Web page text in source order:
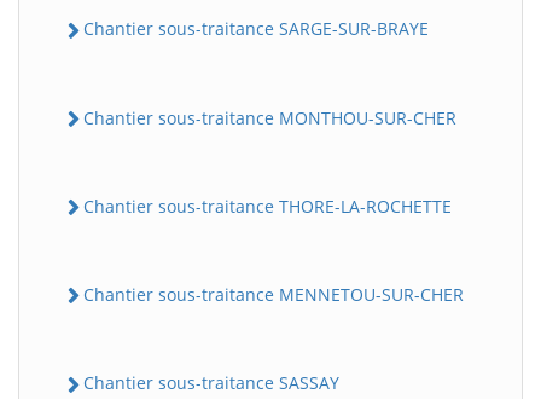
Chantier sous-traitance SARGE-SUR-BRAYE
Chantier sous-traitance MONTHOU-SUR-CHER
Chantier sous-traitance THORE-LA-ROCHETTE
Chantier sous-traitance MENNETOU-SUR-CHER
Chantier sous-traitance SASSAY